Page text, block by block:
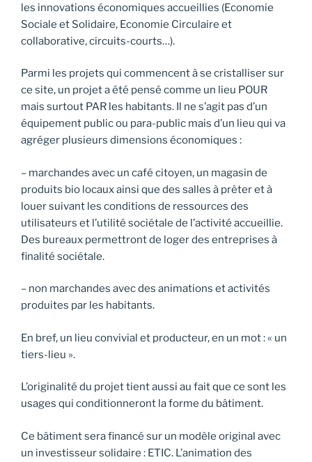
les innovations économiques accueillies (Economie
Sociale et Solidaire, Economie Circulaire et
collaborative, circuits-courts…).
Parmi les projets qui commencent à se cristalliser sur
ce site, un projet a été pensé comme un lieu POUR
mais surtout PAR les habitants. Il ne s’agit pas d’un
équipement public ou para-public mais d’un lieu qui va
agréger plusieurs dimensions économiques :
– marchandes avec un café citoyen, un magasin de
produits bio locaux ainsi que des salles à prêter et à
louer suivant les conditions de ressources des
utilisateurs et l’utilité sociétale de l’activité accueillie.
Des bureaux permettront de loger des entreprises à
finalité sociétale.
– non marchandes avec des animations et activités
produites par les habitants.
En bref, un lieu convivial et producteur, en un mot : « un
tiers-lieu ».
L’originalité du projet tient aussi au fait que ce sont les
usages qui conditionneront la forme du bâtiment.
Ce bâtiment sera financé sur un modèle original avec
un investisseur solidaire : ETIC. L’animation des